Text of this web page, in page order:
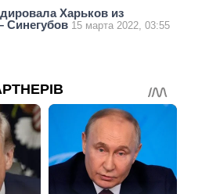
Харьков из
Синегубов 15 марта 2022, 03:55